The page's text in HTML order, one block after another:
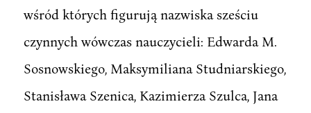
wśród których figurują nazwiska sześciu
czynnych wówczas nauczycieli: Edwarda M.
Sosnowskiego, Maksymiliana Studniarskiego,
Stanisława Szenica, Kazimierza Szulca, Jana